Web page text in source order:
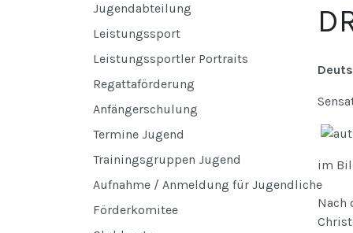
im
Nach
Jugendabteilung
Leistungssport
Leistungssportler Portraits
Regattaförderung
Anfängerschulung
Termine Jugend
Trainingsgruppen Jugend
Aufnahme / Anmeldung für Jugendliche
Förderkomitee